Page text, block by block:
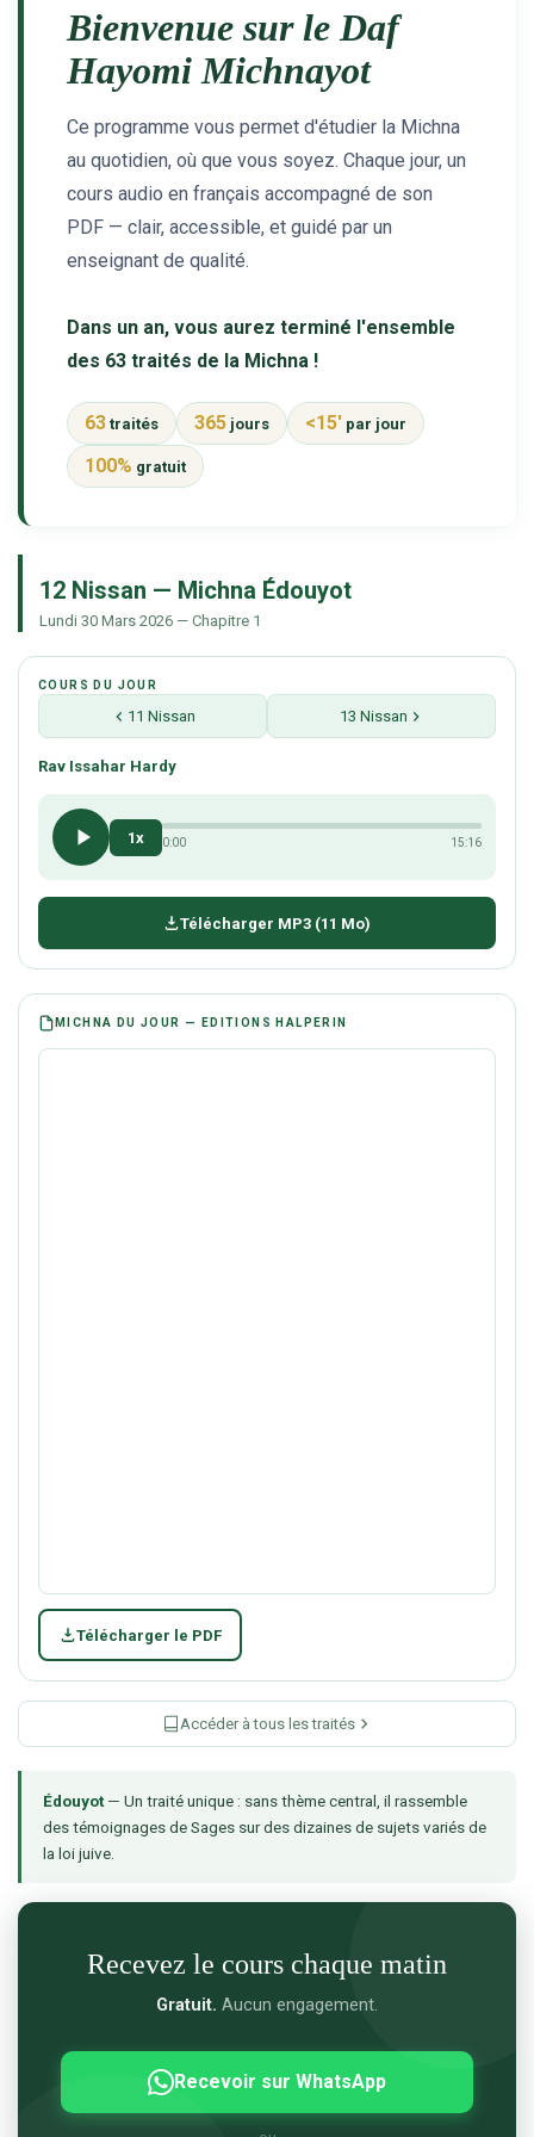
Il reste 49 places pour étudier en groupe sur Zoom
12 nouvelles musiques dans Torah-Box Music
Bienvenue sur le Daf
Hayomi Michnayot
Ce programme vous permet d'étudier la Michna
au quotidien, où que vous soyez. Chaque jour, un
cours audio en français accompagné de son
PDF — clair, accessible, et guidé par un
enseignant de qualité.
Dans un an, vous aurez terminé l'ensemble
des 63 traités de la Michna !
63 traités 365 jours <15' par jour
100% gratuit
12 Nissan — Michna Édouyot
Lundi 30 Mars 2026 — Chapitre 1
COURS DU JOUR
11 Nissan 13 Nissan
Rav Issahar Hardy
0:00 15:16
1x
Télécharger MP3 (11 Mo)
MICHNA DU JOUR — EDITIONS HALPERIN
Télécharger le PDF
Accéder à tous les traités
Édouyot— Un traité unique : sans thème central, il rassemble
des témoignages de Sages sur des dizaines de sujets variés de
la loi juive.
Recevez le cours chaque matin
Gratuit. Aucun engagement.
Recevoir sur WhatsApp